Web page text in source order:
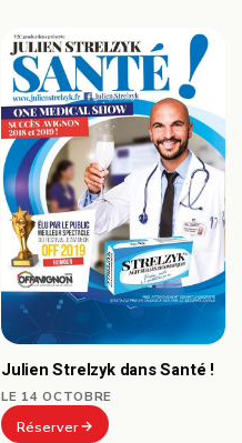
Julien Strelzyk dans Santé !
LE 14 OCTOBRE
Réserver